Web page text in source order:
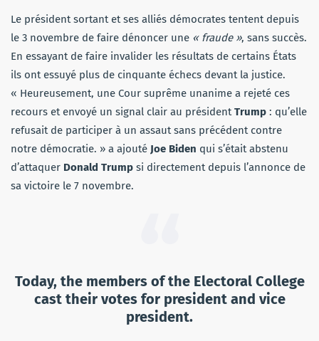
Le président sortant et ses alliés démocrates tentent depuis
le 3 novembre de faire dénoncer une « fraude », sans succès.
En essayant de faire invalider les résultats de certains États
ils ont essuyé plus de cinquante échecs devant la justice.
« Heureusement, une Cour suprême unanime a rejeté ces
recours et envoyé un signal clair au présidentTrump : qu’elle
refusait de participer à un assaut sans précédent contre
notre démocratie. » a ajouté Joe Biden qui s’était abstenu
d’attaquer Donald Trump si directement depuis l’annonce de
sa victoire le 7 novembre.
Today, the members of the Electoral College
cast their votes for president and vice
president.